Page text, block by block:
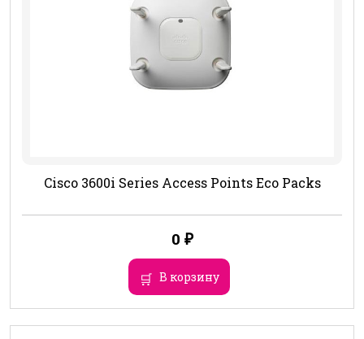
Cisco 3600i Series Access Points Eco Packs
0 ₽
В корзину